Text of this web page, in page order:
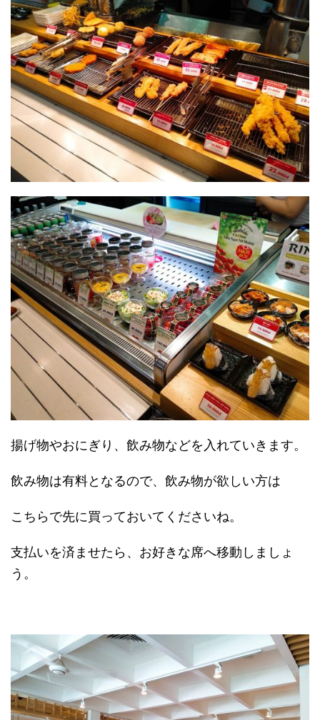
揚げ物やおにぎり、飲み物などを入れていきます。
飲み物は有料となるので、飲み物が欲しい方は
こちらで先に買っておいてくださいね。
支払いを済ませたら、お好きな席へ移動しましょ
う。